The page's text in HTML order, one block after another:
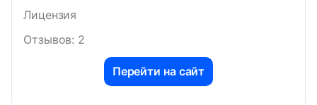
Лицензия
Отзывов: 2
Перейти на сайт